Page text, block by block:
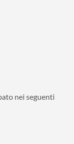
nei seguenti